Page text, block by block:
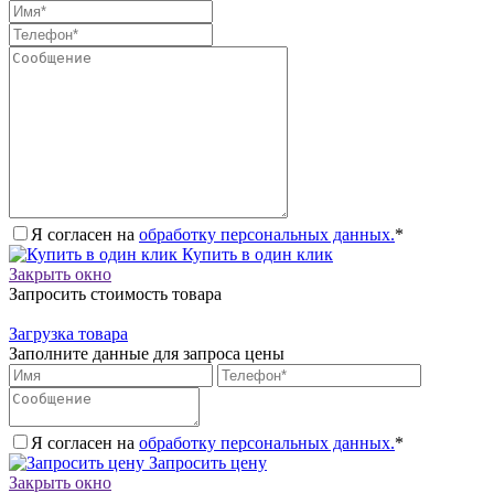
Я согласен на обработку персональных данных.*
Купить в один клик
Закрыть окно
Запросить стоимость товара
Загрузка товара
Заполните данные для запроса цены
Я согласен на обработку персональных данных.*
Запросить цену
Закрыть окно